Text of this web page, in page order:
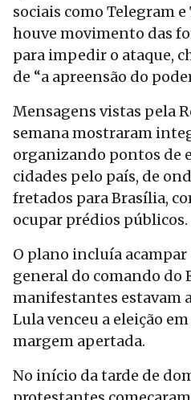
sociais como Telegram
houve movimento das
para impedir o ataque,
de “a apreensão do
Mensagens vistas pela
semana mostraram
organizando pontos de
cidades pelo país, de
fretados para Brasília,
ocupar prédios públicos.
O plano incluía
general do comando do
manifestantes estavam
Lula venceu a eleição
margem apertada.
No início da tarde de